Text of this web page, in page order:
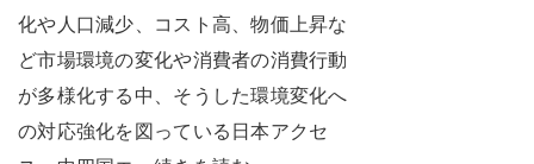
化や人口減少、コスト高、物価上昇な
ど市場環境の変化や消費者の消費行動
が多様化する中、そうした環境変化へ
の対応強化を図っている日本アクセ